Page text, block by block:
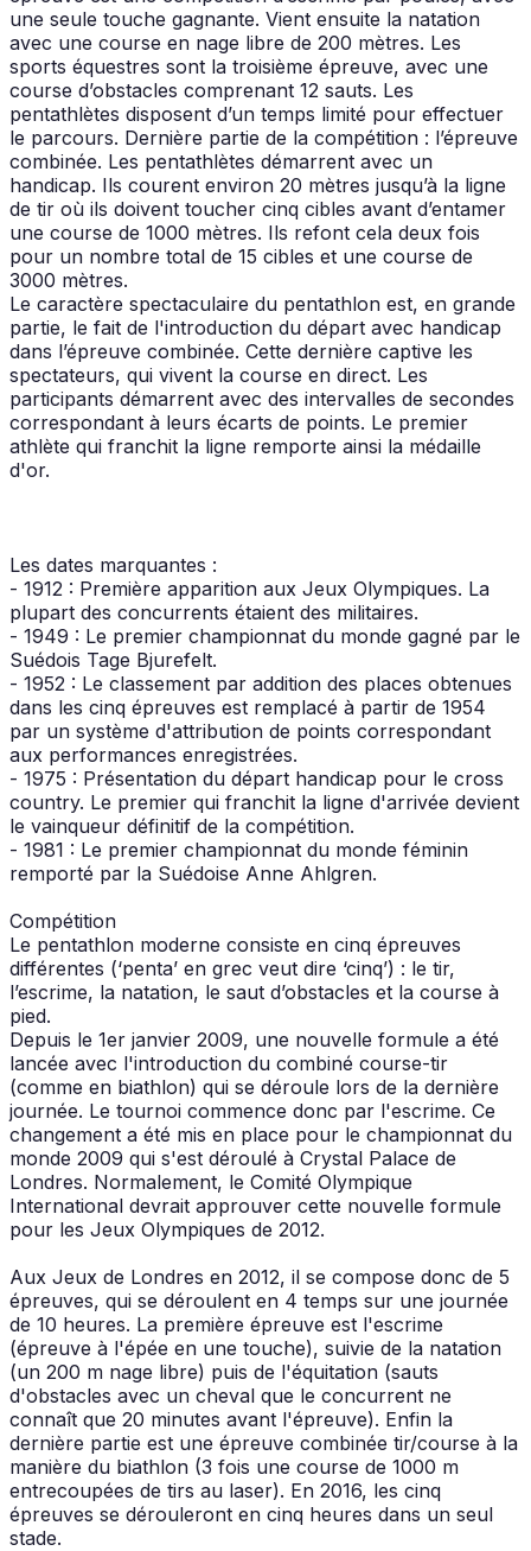
une seule touche gagnante. Vient ensuite la natation
avec une course en nage libre de 200 mètres. Les
sports équestres sont la troisième épreuve, avec une
course d’obstacles comprenant 12 sauts. Les
pentathlètes disposent d’un temps limité pour effectuer
le parcours. Dernière partie de la compétition : l’épreuve
combinée. Les pentathlètes démarrent avec un
handicap. Ils courent environ 20 mètres jusqu’à la ligne
de tir où ils doivent toucher cinq cibles avant d’entamer
une course de 1000 mètres. Ils refont cela deux fois
pour un nombre total de 15 cibles et une course de
3000 mètres.
Le caractère spectaculaire du pentathlon est, en grande
partie, le fait de l'introduction du départ avec handicap
dans l’épreuve combinée. Cette dernière captive les
spectateurs, qui vivent la course en direct. Les
participants démarrent avec des intervalles de secondes
correspondant à leurs écarts de points. Le premier
athlète qui franchit la ligne remporte ainsi la médaille
d'or.
Les dates marquantes :
- 1912 : Première apparition aux Jeux Olympiques. La
plupart des concurrents étaient des militaires.
- 1949 : Le premier championnat du monde gagné par le
Suédois Tage Bjurefelt.
- 1952 : Le classement par addition des places obtenues
dans les cinq épreuves est remplacé à partir de 1954
par un système d'attribution de points correspondant
aux performances enregistrées.
- 1975 : Présentation du départ handicap pour le cross
country. Le premier qui franchit la ligne d'arrivée devient
le vainqueur définitif de la compétition.
- 1981 : Le premier championnat du monde féminin
remporté par la Suédoise Anne Ahlgren.
Compétition
Le pentathlon moderne consiste en cinq épreuves
différentes (‘penta’ en grec veut dire ‘cinq’) : le tir,
l’escrime, la natation, le saut d’obstacles et la course à
pied.
Depuis le 1er janvier 2009, une nouvelle formule a été
lancée avec l'introduction du combiné course-tir
(comme en biathlon) qui se déroule lors de la dernière
journée. Le tournoi commence donc par l'escrime. Ce
changement a été mis en place pour le championnat du
monde 2009 qui s'est déroulé à Crystal Palace de
Londres. Normalement, le Comité Olympique
International devrait approuver cette nouvelle formule
pour les Jeux Olympiques de 2012.
Aux Jeux de Londres en 2012, il se compose donc de 5
épreuves, qui se déroulent en 4 temps sur une journée
de 10 heures. La première épreuve est l'escrime
(épreuve à l'épée en une touche), suivie de la natation
(un 200 m nage libre) puis de l'équitation (sauts
d'obstacles avec un cheval que le concurrent ne
connaît que 20 minutes avant l'épreuve). Enfin la
dernière partie est une épreuve combinée tir/course à la
manière du biathlon (3 fois une course de 1000 m
entrecoupées de tirs au laser). En 2016, les cinq
épreuves se dérouleront en cinq heures dans un seul
stade.